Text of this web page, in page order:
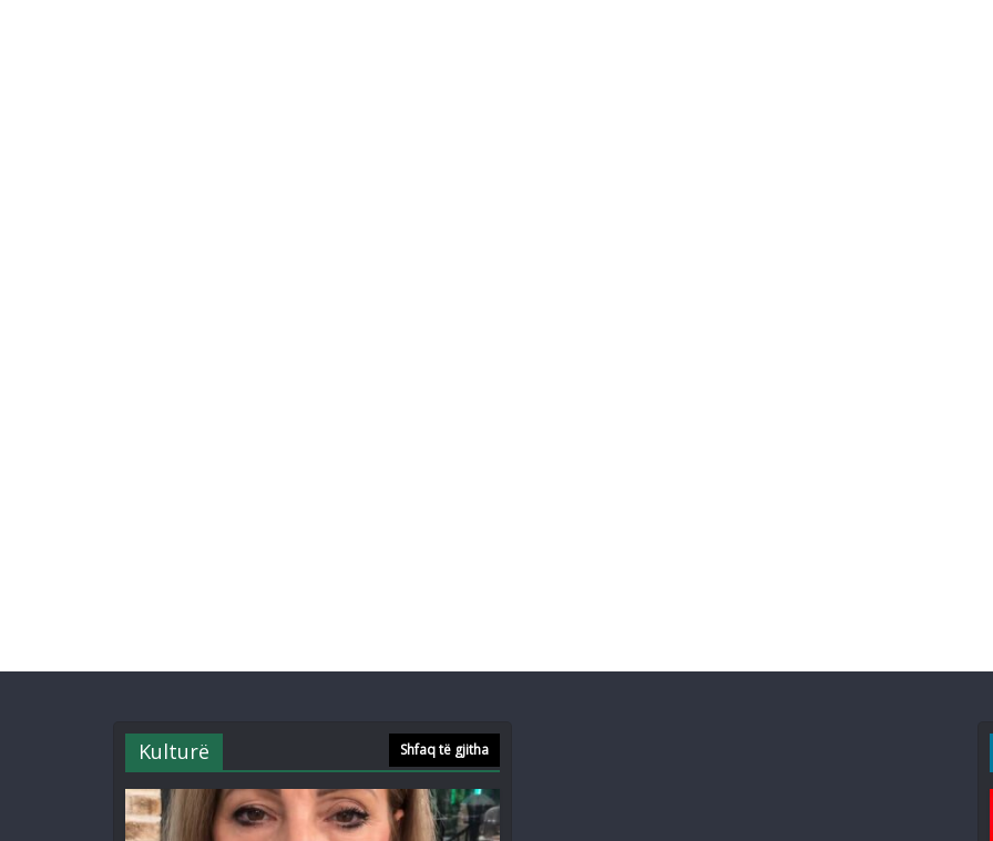
Kulturë Shfaq të gjitha